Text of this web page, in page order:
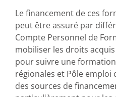
Le financement de ces
peut être assuré par
Compte Personnel de
mobiliser les droits
pour suivre une
régionales et Pôle
des sources de